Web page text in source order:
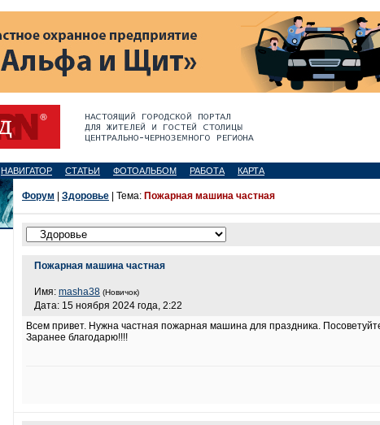
НАВИГАТОР СТАТЬИ ФОТОАЛЬБОМ РАБОТА КАРТА
Форум Здоровье | Тема: Пожарная машина частная
Пожарная машина частная
Имя: masha38 (Новичок)
Дата: 15 ноября 2024 года, 2:22
Всем привет. Нужна частная пожарная машина для праздника.
Заранее благодарю!!!!